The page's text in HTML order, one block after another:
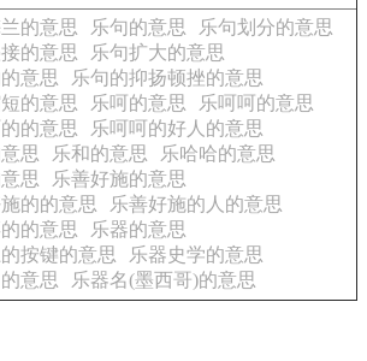
的意思 乐句的意思
乐句划分的意思
的意思
乐句扩大的意思
意思
乐句的抑扬顿挫的意思
的意思
乐呵的意思
乐呵呵的意思
的意思
乐呵呵的好人的意思
思
乐和的意思
乐哈哈的意思
思
乐善好施的意思
的的意思
乐善好施的人的意思
的意思
乐器的意思
按键的意思
乐器史学的意思
意思
乐器名(墨西哥)的意思